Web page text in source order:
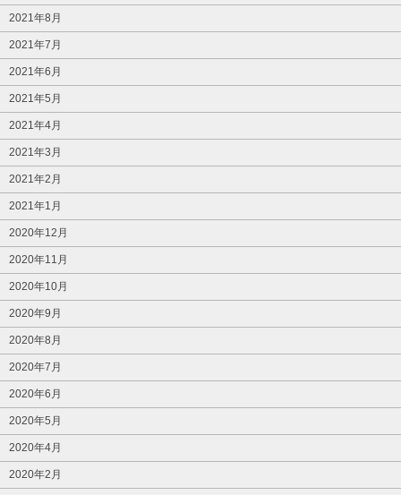
2021年8月
2021年7月
2021年6月
2021年5月
2021年4月
2021年3月
2021年2月
2021年1月
2020年12月
2020年11月
2020年10月
2020年9月
2020年8月
2020年7月
2020年6月
2020年5月
2020年4月
2020年2月